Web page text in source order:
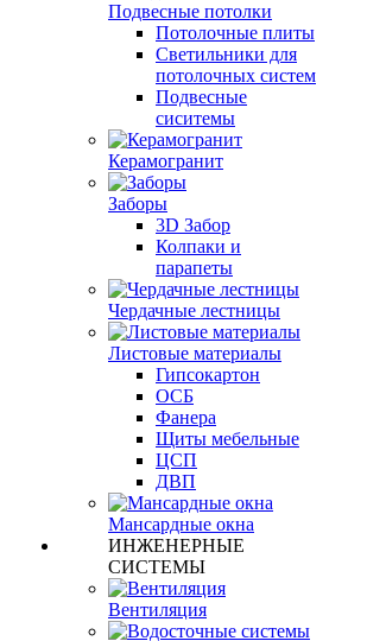
Подвесные потолки
Потолочные плиты
Светильники для
потолочных систем
Подвесные
сиситемы
Керамогранит
Заборы
3D Забор
Колпаки и
парапеты
Чердачные лестницы
Листовые материалы
Гипсокартон
ОСБ
Фанера
Щиты мебельные
ЦСП
ДВП
Мансардные окна
ИНЖЕНЕРНЫЕ
СИСТЕМЫ
Вентиляция